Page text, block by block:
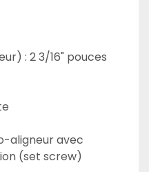
: 2 3/16" pouces
aligneur avec
(set screw)